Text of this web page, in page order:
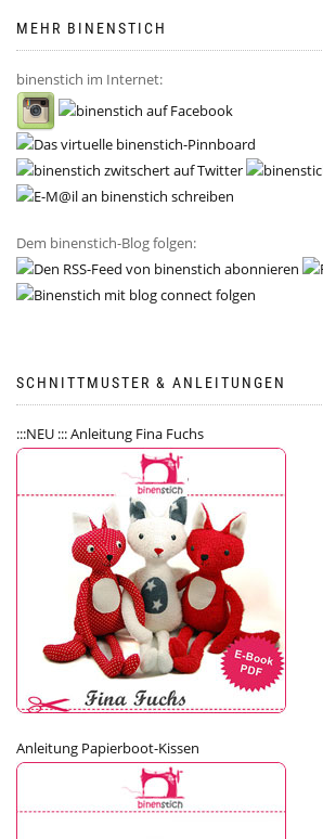
MEHR BINENSTICH
binenstich im Internet:
Dem binenstich-Blog folgen:
SCHNITTMUSTER & ANLEITUNGEN
:::NEU ::: Anleitung Fina Fuchs
Anleitung Papierboot-Kissen